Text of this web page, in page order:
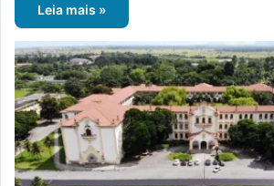
Leia mais »